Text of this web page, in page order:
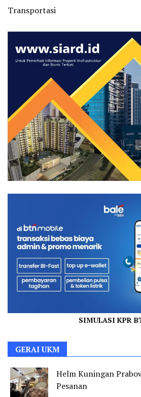
Transportasi
SIMULASI KPR
GERAI UKM
Helm Kuningan
Pesanan